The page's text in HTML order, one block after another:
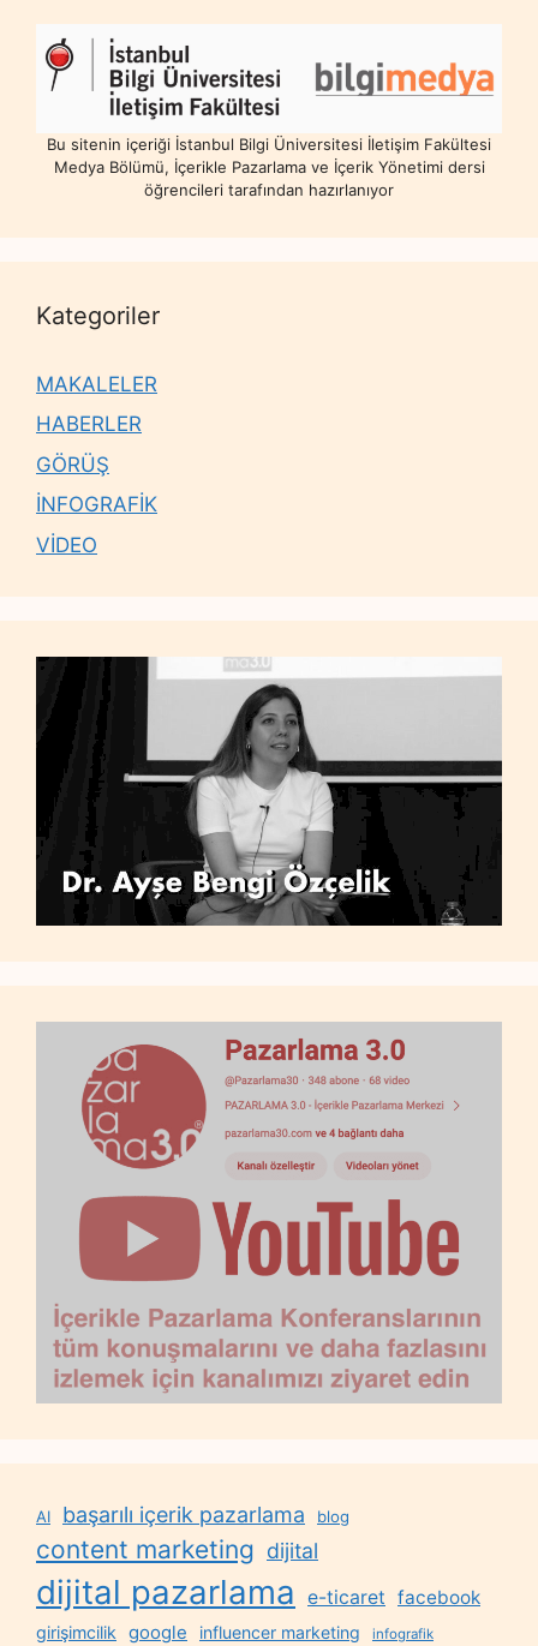
Bu sitenin içeriği İstanbul Bilgi Üniversitesi İletişim Fakültesi
Medya Bölümü, İçerikle Pazarlama ve İçerik Yönetimi dersi
öğrencileri tarafından hazırlanıyor
Kategoriler
MAKALELER
HABERLER
GÖRÜŞ
İNFOGRAFİK
VİDEO
AI başarılı içerik pazarlama blog
content marketing dijital
dijital pazarlama e-ticaret facebook
girişimcilik google influencer marketing infografik